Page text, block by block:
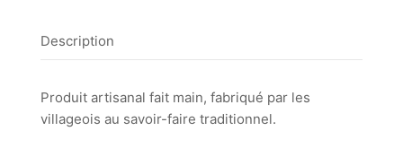
Description
Produit artisanal fait main, fabriqué par les
villageois au savoir-faire traditionnel.